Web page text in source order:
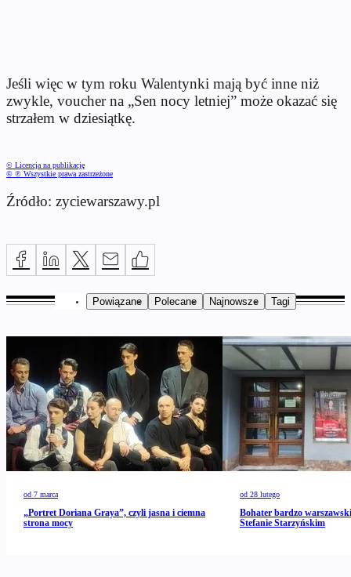
Jeśli więc w tym roku Walentynki mają być inne niż
zwykle, voucher na „Sen nocy letniej” może okazać się
strzałem w dziesiątkę.
© Licencja na publikację
© ℗ Wszystkie prawa zastrzeżone
Źródło: zyciewarszawy.pl
Powiązane Polecane Najnowsze Tagi
od 7 marca
„Portret Doriana Graya”, czyli jasna i ciemna
strona mocy
od 28 lutego
Bohater bardzo
Stefanie Starzyńskim